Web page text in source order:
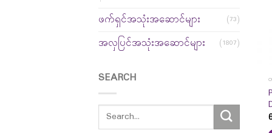
ဖက်ရှင်အသုံးအဆောင်များ (73)
အလှပြင်အသုံးအဆောင်များ (1807)
SEARCH